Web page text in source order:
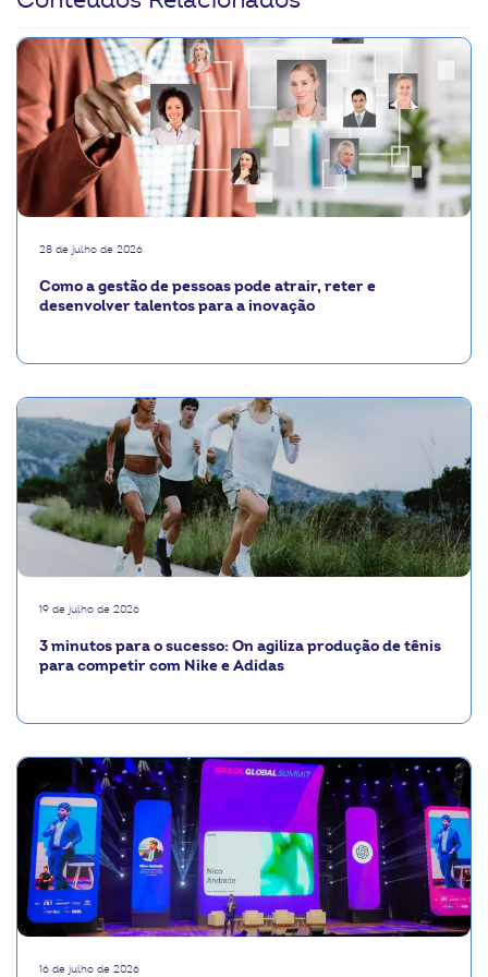
28 de julho de 2026
Como a gestão de pessoas pode atrair, reter e
desenvolver talentos para a inovação
19 de julho de 2026
3 minutos para o sucesso: On agiliza produção de tênis
para competir com Nike e Adidas
16 de julho de 2026